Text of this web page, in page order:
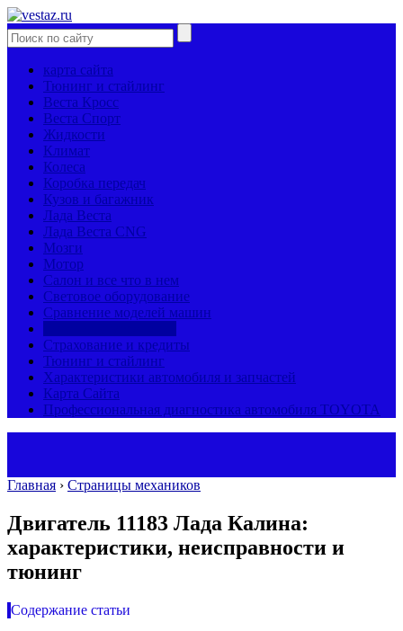
карта сайта
Тюнинг и стайлинг
Веста Кросс
Веста Спорт
Жидкости
Климат
Колеса
Коробка передач
Кузов и багажник
Лада Веста
Лада Веста CNG
Мозги
Мотор
Салон и все что в нем
Световое оборудование
Сравнение моделей машин
Страхование и кредиты
Тюнинг и стайлинг
Характеристики автомобиля и запчастей
Карта Сайта
Профессиональная диагностика автомобиля TOYOTA
Главная › Страницы механиков
Двигатель 11183 Лада Калина:
характеристики, неисправности и
тюнинг
Содержание статьи